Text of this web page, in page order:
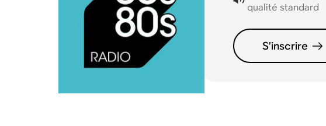
qualité standard
S’inscrire